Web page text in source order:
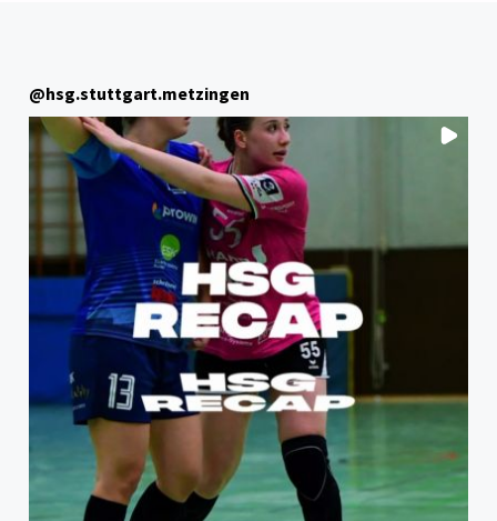
@hsg.stuttgart.metzingen